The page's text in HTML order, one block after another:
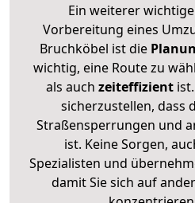
Ein weiterer
Vorbereitung eines
Bruchköbel ist die
wichtig, eine Route zu
als auch zeiteffizientist.
sicherzustellen, dass
Straßensperrungen und
ist. Keine Sorgen,
Spezialisten und
damit Sie sich auf